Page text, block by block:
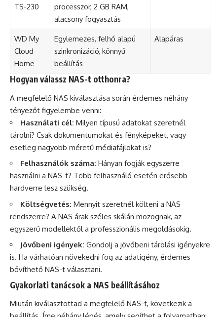
TS-230
processzor, 2 GB RAM,
alacsony fogyasztás
WD My
Cloud
Home
Egylemezes, felhő alapú
szinkronizáció, könnyű
beállítás
Alapáras
Hogyan válassz NAS-t otthonra?
A megfelelő NAS kiválasztása során érdemes néhány
tényezőt figyelembe venni:
Használati cél: Milyen típusú adatokat szeretnél
tárolni? Csak dokumentumokat és fényképeket, vagy
esetleg nagyobb méretű médiafájlokat is?
Felhasználók száma: Hányan fogják egyszerre
használni a NAS-t? Több felhasználó esetén erősebb
hardverre lesz szükség.
Költségvetés: Mennyit szeretnél költeni a NAS
rendszerre? A NAS árak széles skálán mozognak, az
egyszerű modellektől a professzionális megoldásokig.
Jövőbeni igények: Gondolj a jövőbeni tárolási igényekre
is. Ha várhatóan növekedni fog az adatigény, érdemes
bővíthető NAS-t választani.
Gyakorlati tanácsok a NAS beállításához
Miután kiválasztottad a megfelelő NAS-t, következik a